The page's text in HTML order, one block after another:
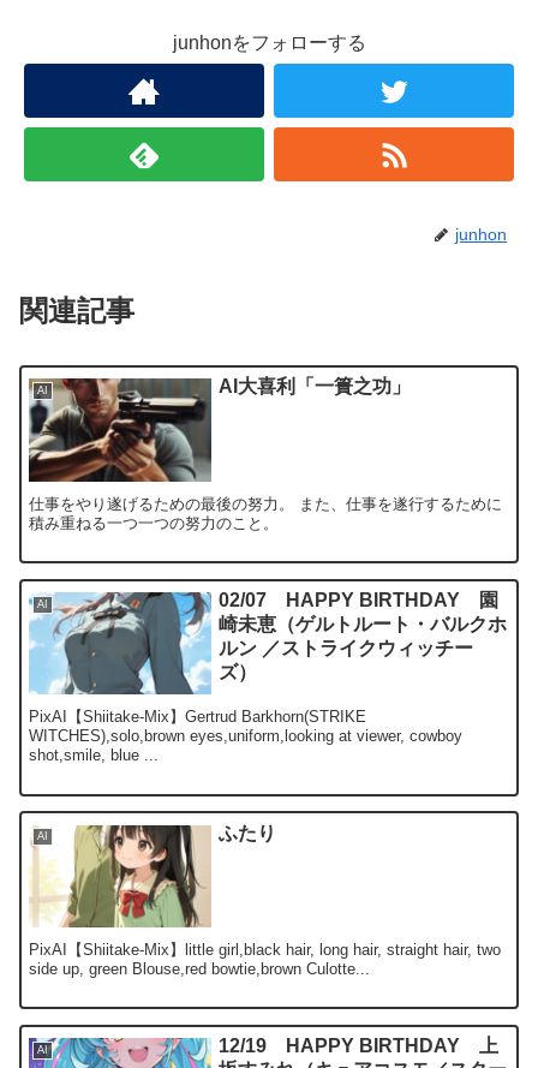
junhonをフォローする
junhon
関連記事
AI AI大喜利「一簣之功」
仕事をやり遂げるための最後の努力。 また、仕事を遂行するために
積み重ねる一つ一つの努力のこと。
AI
02/07 HAPPY BIRTHDAY 園
崎未恵（ゲルトルート・バルクホ
ルン ／ストライクウィッチー
ズ）
PixAI【Shiitake-Mix】Gertrud Barkhorn(STRIKE
WITCHES),solo,brown eyes,uniform,looking at viewer, cowboy
shot,smile, blue ...
AI ふたり
PixAI【Shiitake-Mix】little girl,black hair, long hair, straight hair, two
side up, green Blouse,red bowtie,brown Culotte...
AI
12/19 HAPPY BIRTHDAY 上